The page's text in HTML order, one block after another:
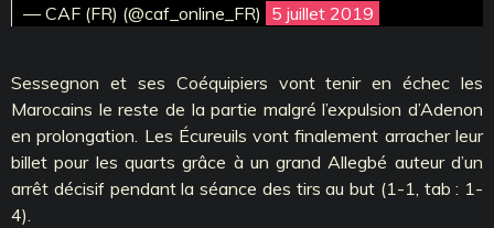
— CAF (FR) (@caf_online_FR) 5 juillet 2019
Sessegnon et ses Coéquipiers vont tenir en échec les
Marocains le reste de la partie malgré l’expulsion d’Adenon
en prolongation. Les Écureuils vont finalement arracher leur
billet pour les quarts grâce à un grand Allegbé auteur d’un
arrêt décisif pendant la séance des tirs au but (1-1, tab : 1-
4).